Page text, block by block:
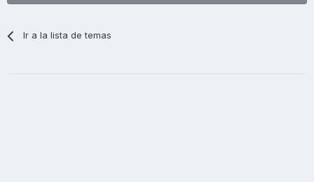
Ir a la lista de temas